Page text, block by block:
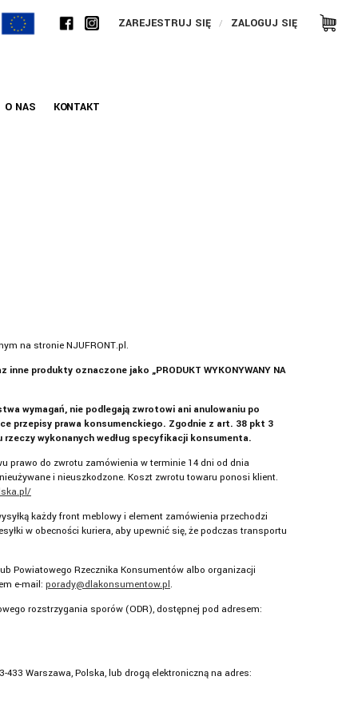
ZAREJESTRUJ SIĘ ZALOGUJ SIĘ
O NAS KONTAKT
na stronie NJUFRONT.pl.
produkty oznaczone jako „PRODUKT WYKONYWANY NA
wymagań, nie podlegają zwrotowi ani anulowaniu po
przepisy prawa konsumenckiego. Zgodnie z art. 38 pkt 3
wykonanych według specyfikacji konsumenta.
prawo do zwrotu zamówienia w terminie 14 dni od dnia
i nieuszkodzone. Koszt zwrotu towaru ponosi klient.
każdy front meblowy i element zamówienia przechodzi
w obecności kuriera, aby upewnić się, że podczas transportu
Powiatowego Rzecznika Konsumentów albo organizacji
e-mail: porady@dlakonsumentow.pl.
rozstrzygania sporów (ODR), dostępnej pod adresem:
433 Warszawa, Polska, lub drogą elektroniczną na adres: